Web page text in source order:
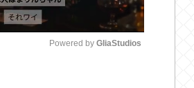
Powered by GliaStudios